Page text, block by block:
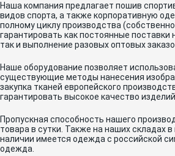
Наша компания предлагает пошив
видов спорта, а также корпоративную
полному циклу производства
гарантировать как постоянные поставки
так и выполнение разовых оптовых
Наше оборудование позволяет
существующие методы нанесения
закупка тканей европейского
гарантировать высокое качество изделий.
Пропускная способность нашего
товара в сутки. Также на наших складах в
наличии имеется одежда с российской
одежда.